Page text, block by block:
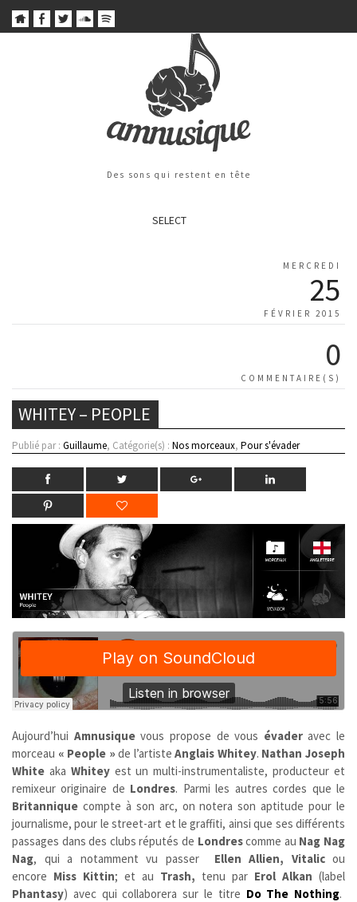
Des sons qui restent en tête
SELECT
MERCREDI
25
FÉVRIER 2015
0
COMMENTAIRE(S)
WHITEY – PEOPLE
Publié par : Guillaume, Catégorie(s) : Nos morceaux, Pour s'évader
Aujourd’hui Amnusiquevous propose de vous évaderavec le
morceau « People » de l’artisteAnglais Whitey. Nathan Joseph
White aka Whiteyest un multi-instrumentaliste, producteur et
remixeur originaire de Londres. Parmi les autres cordes que le
Britannique compte à son arc, on notera son aptitude pour le
journalisme, pour le street-art et le graffiti, ainsi que ses différents
passages dans des clubs réputés de Londrescomme au Nag Nag
Nag, qui a notamment vu passer Ellen Allien, Vitalic ou
encore Miss Kittin; et au Trash, tenu par Erol Alkan (label
Phantasy) avec qui collaborera sur le titre Do The Nothing.